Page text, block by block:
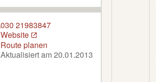
030 21983847
Website
Route planen
Aktualisiert am 20.01.2013